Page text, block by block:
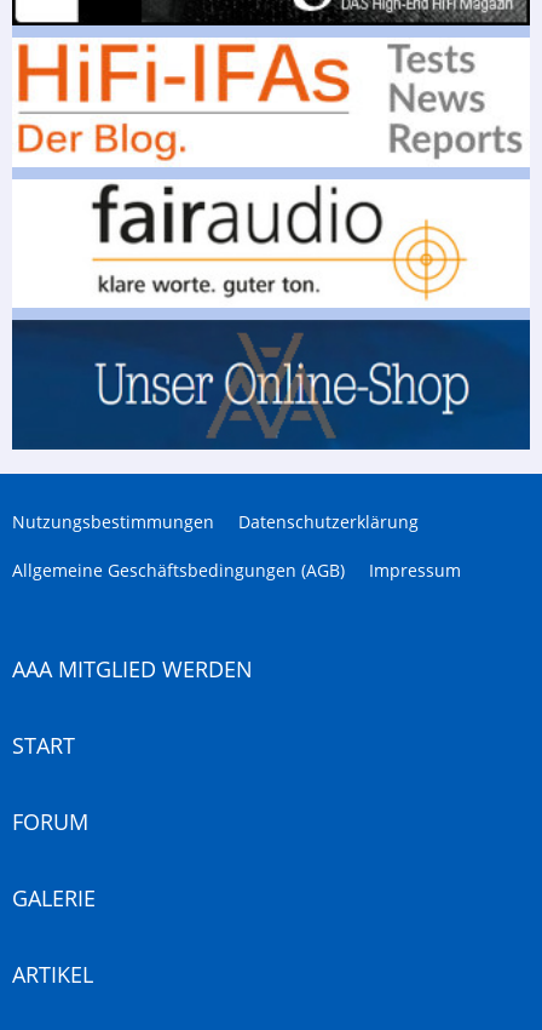
Nutzungsbestimmungen Datenschutzerklärung
Allgemeine Geschäftsbedingungen (AGB) Impressum
AAA MITGLIED WERDEN
START
FORUM
GALERIE
ARTIKEL